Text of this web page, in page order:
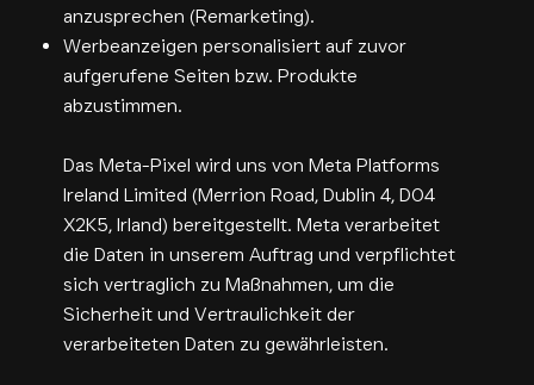
anzusprechen (Remarketing).
Werbeanzeigen personalisiert auf zuvor
aufgerufene Seiten bzw. Produkte
abzustimmen.
Das Meta-Pixel wird uns von Meta Platforms
Ireland Limited (Merrion Road, Dublin 4, D04
X2K5, Irland) bereitgestellt. Meta verarbeitet
die Daten in unserem Auftrag und verpflichtet
sich vertraglich zu Maßnahmen, um die
Sicherheit und Vertraulichkeit der
verarbeiteten Daten zu gewährleisten.